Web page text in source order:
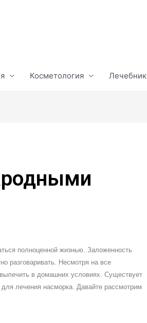
Косметология Лечебник
полноценной жизнью. Заложенность
разговаривать. Несмотря на все
в домашних условиях. Существует
лечения насморка. Давайте рассмотрим